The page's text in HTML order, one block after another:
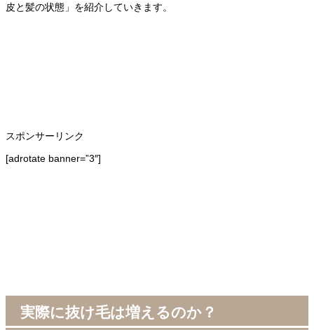
皮と髪の状態」を紹介していきます。
スポンサーリンク
[adrotate banner=”3″]
実際に抜け毛は増えるのか？